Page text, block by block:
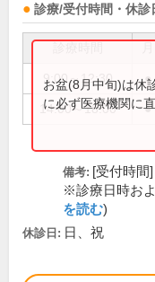
診療/受付時間・休診
9:00～12:30 ●
14:00～18:00 ●
お盆(8月中旬)は休
に必ず医療機関に
備考: [受付時間
※診療日時お
を読む)
休診日: 日、祝